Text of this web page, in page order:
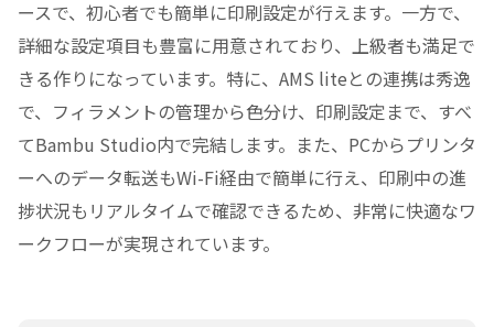
ースで、初心者でも簡単に印刷設定が行えます。一方で、
詳細な設定項目も豊富に用意されており、上級者も満足で
きる作りになっています。特に、AMS liteとの連携は秀逸
で、フィラメントの管理から色分け、印刷設定まで、すべ
てBambu Studio内で完結します。また、PCからプリンタ
ーへのデータ転送もWi-Fi経由で簡単に行え、印刷中の進
捗状況もリアルタイムで確認できるため、非常に快適なワ
ークフローが実現されています。